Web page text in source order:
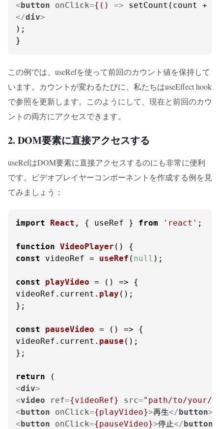
<button onClick={() => setCount(count +
</div>
);
}
この例では、useRefを使って前回のカウント値を保持して
います。カウントが変わるたびに、私たちはuseEffect hook
で参照を更新します。このようにして、現在と前回のカウ
ントの両方にアクセスできます。
2. DOM要素に直接アクセスする
useRefはDOM要素に直接アクセスするのにも非常に便利
です。ビデオプレイヤーコンポーネントを作成する例を見
てみましょう：
import React , { useRef } from 'react' ;
function VideoPlayer (
const videoRef = useRef ( null );
const playVideo = ( ) => {
videoRef. current . play ();
};
const pauseVideo = ( ) => {
videoRef. current . pause ();
};
return
<div>
<video ref={videoRef} src="path/to/your/
<button onClick={playVideo}>再生</button>
<button onClick={pauseVideo}>停止</button